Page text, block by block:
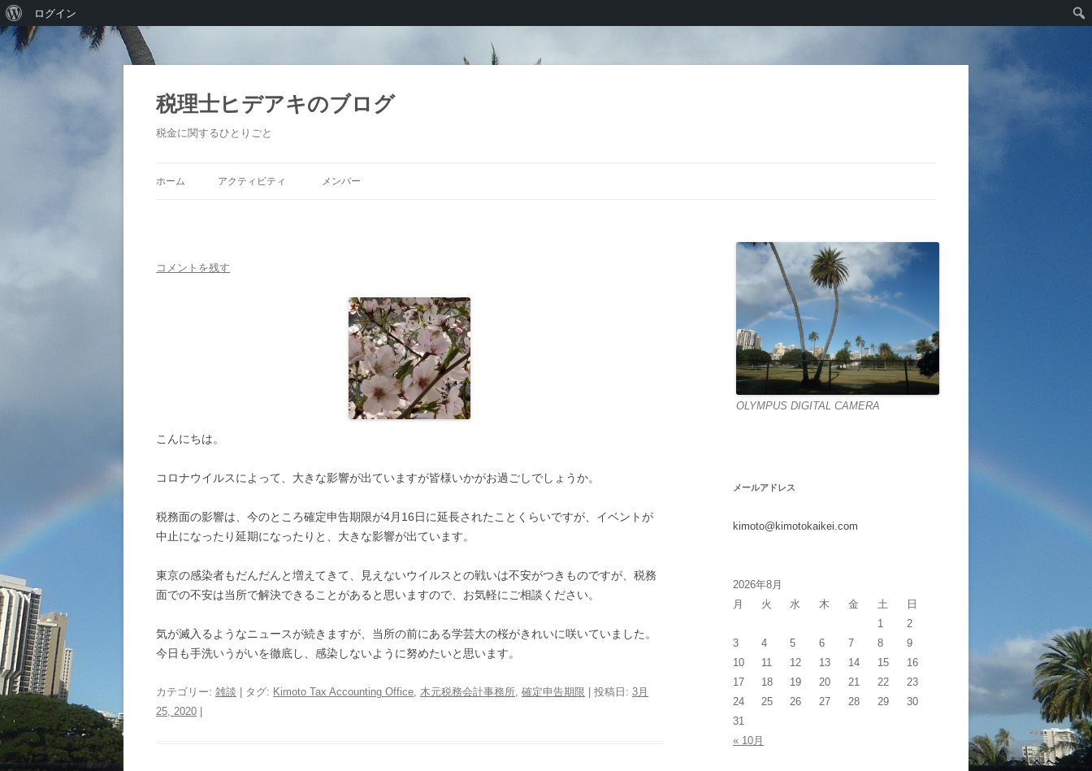
WordPress
に
ログイン
税理士ヒデアキのブログ
税金に関するひとりごと
ホーム アクティビティ メンバー
コメントを残す
こんにちは。
コロナウイルスによって、大きな影響が出ていますが皆様いかがお過ごしでしょうか。
税務面の影響は、今のところ確定申告期限が4月16日に延長されたことくらいですが、イベントが
中止になったり延期になったりと、大きな影響が出ています。
東京の感染者もだんだんと増えてきて、見えないウイルスとの戦いは不安がつきものですが、税務
面での不安は当所で解決できることがあると思いますので、お気軽にご相談ください。
気が滅入るようなニュースが続きますが、当所の前にある学芸大の桜がきれいに咲いていました。
今日も手洗いうがいを徹底し、感染しないように努めたいと思います。
カテゴリー: 雑談 | タグ: Kimoto Tax Accounting Office, 木元税務会計事務所, 確定申告期限 | 投稿日: 3月
25, 2020
OLYMPUS DIGITAL CAMERA
メールアドレス
kimoto@kimotokaikei.com
2026年8月
月
火 水 木 金 土
日
1
2
3
4 5 6 7 8
9
10
11 12 13 14 15
16
17
18 19 20 21 22
23
24
25 26 27 28 29
30
31
« 10月